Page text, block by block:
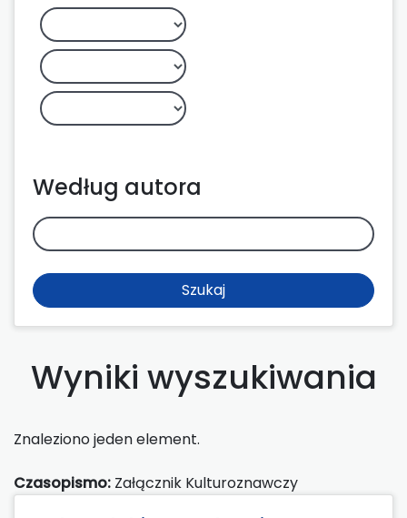
Według autora
Szukaj
Wyniki wyszukiwania
Znaleziono jeden element.
Czasopismo: Załącznik Kulturoznawczy